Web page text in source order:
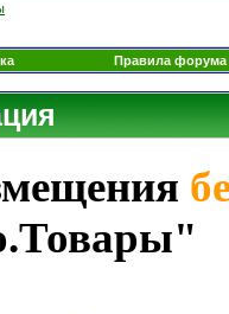
Правила форума